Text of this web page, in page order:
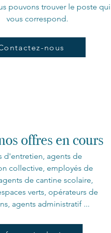
pouvons trouver le poste qui
vous correspond.​
nous
offres en cours
d'entretien, agents de
collective, employés de
de cantine scolaire,
verts, opérateurs de
agents administratif ...